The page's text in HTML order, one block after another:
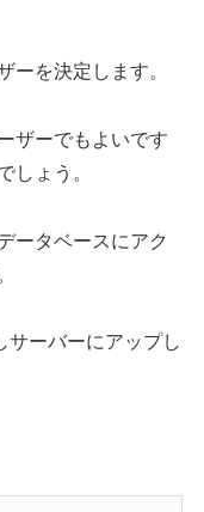
ーを決定します。
ザーでもよいです
しょう。
ータベースにアク
サーバーにアップし